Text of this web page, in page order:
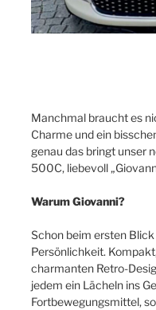
Manchmal braucht es
Charme und ein
genau das bringt unser
500C, liebevoll
Warum Giovanni?
Schon beim ersten
Persönlichkeit.
charmanten Retro-
jedem ein Lächeln ins
Fortbewegungsmittel,